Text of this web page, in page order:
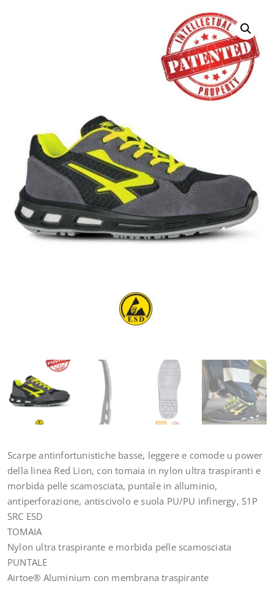
Scarpe antinfortunistiche basse, leggere e comode u power
della linea Red Lion, con tomaia in nylon ultra traspiranti e
morbida pelle scamosciata, puntale in alluminio,
antiperforazione, antiscivolo e suola PU/PU infinergy, S1P
SRC ESD
TOMAIA
Nylon ultra traspirante e morbida pelle scamosciata
PUNTALE
Airtoe® Aluminium con membrana traspirante